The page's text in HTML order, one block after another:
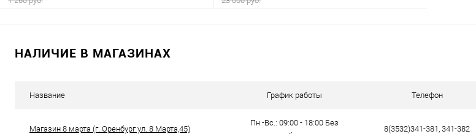
НАЛИЧИЕ В МАГАЗИНАХ
Название График работы Телефон
Магазин 8 марта (г. Оренбург ул. 8 Марта,45)
Пн.-Вс.: 09:00 - 18:00 Без
8(3532)341-381, 341-382